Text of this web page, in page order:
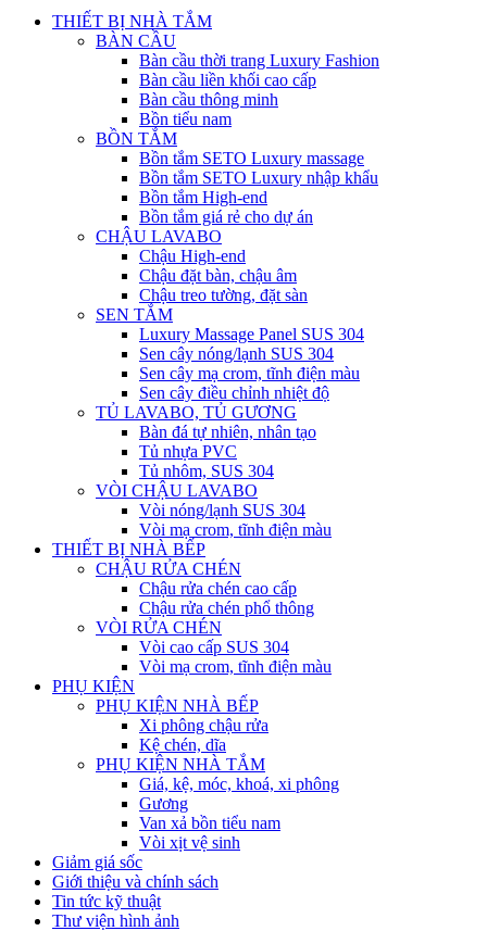
THIẾT BỊ NHÀ TẮM
BÀN CẦU
Bàn cầu thời trang Luxury Fashion
Bàn cầu liền khối cao cấp
Bàn cầu thông minh
Bồn tiểu nam
BỒN TẮM
Bồn tắm SETO Luxury massage
Bồn tắm SETO Luxury nhập khẩu
Bồn tắm High-end
Bồn tắm giá rẻ cho dự án
CHẬU LAVABO
Chậu High-end
Chậu đặt bàn, chậu âm
Chậu treo tường, đặt sàn
SEN TẮM
Luxury Massage Panel SUS 304
Sen cây nóng/lạnh SUS 304
Sen cây mạ crom, tĩnh điện màu
Sen cây điều chỉnh nhiệt độ
TỦ LAVABO, TỦ GƯƠNG
Bàn đá tự nhiên, nhân tạo
Tủ nhựa PVC
Tủ nhôm, SUS 304
VÒI CHẬU LAVABO
Vòi nóng/lạnh SUS 304
Vòi mạ crom, tĩnh điện màu
THIẾT BỊ NHÀ BẾP
CHẬU RỬA CHÉN
Chậu rửa chén cao cấp
Chậu rửa chén phổ thông
VÒI RỬA CHÉN
Vòi cao cấp SUS 304
Vòi mạ crom, tĩnh điện màu
PHỤ KIỆN
PHỤ KIỆN NHÀ BẾP
Xi phông chậu rửa
Kệ chén, dĩa
PHỤ KIỆN NHÀ TẮM
Giá, kệ, móc, khoá, xi phông
Gương
Van xả bồn tiểu nam
Vòi xịt vệ sinh
Giảm giá sốc
Giới thiệu và chính sách
Tin tức kỹ thuật
Thư viện hình ảnh